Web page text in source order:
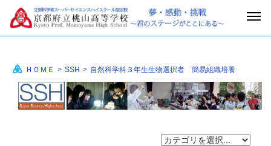
ＨＯＭＥ > SSH > 自然科学科３年生生物選択者 簡易組織培養